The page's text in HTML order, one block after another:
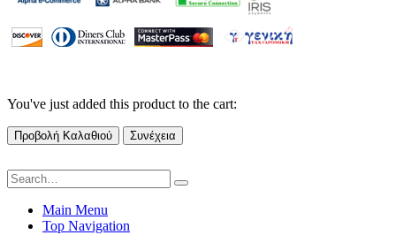
You've just added this product to the cart:
Προβολή Καλαθιού Συνέχεια
Main Menu
Top Navigation